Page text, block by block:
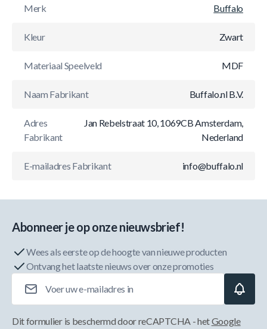
Merk Buffalo
Kleur Zwart
Materiaal Speelveld MDF
Naam Fabrikant Buffalo.nl B.V.
Adres
Fabrikant
Jan Rebelstraat 10, 1069CB Amsterdam,
Nederland
E-mailadres Fabrikant info@buffalo.nl
Abonneer je op onze nieuwsbrief!
Wees als eerste op de hoogte van nieuwe producten
Ontvang het laatste nieuws over onze promoties
Dit formulier is beschermd door reCAPTCHA - hetGoogle